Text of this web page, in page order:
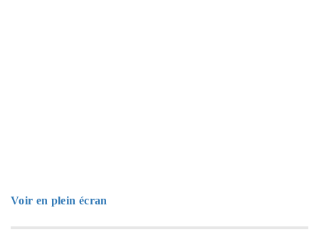
Voir en plein écran